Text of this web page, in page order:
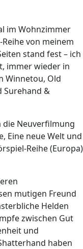
im Wohnzimmer
von meinem
stand fest – ich
immer wieder in
Winnetou, Old
Surehand &
die Neuverfilmung
Eine neue Welt und
Reihe (Europa)
mutigen Freund
Helden
zwischen Gut
und
haben